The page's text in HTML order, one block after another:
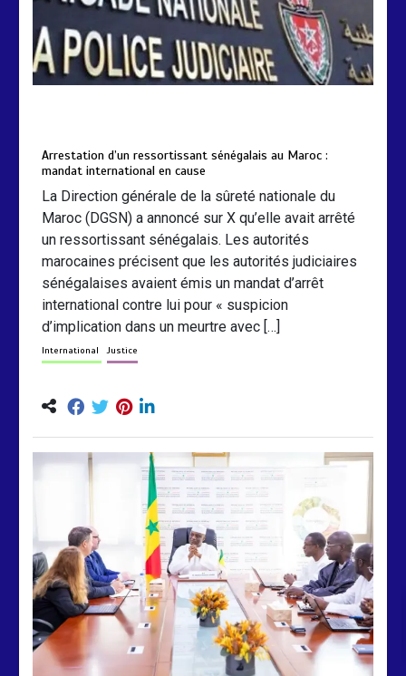
Arrestation d’un ressortissant sénégalais au Maroc :
mandat international en cause
La Direction générale de la sûreté nationale du
Maroc (DGSN) a annoncé sur X qu’elle avait arrêté
un ressortissant sénégalais. Les autorités
marocaines précisent que les autorités judiciaires
sénégalaises avaient émis un mandat d’arrêt
international contre lui pour « suspicion
d’implication dans un meurtre avec […]
International Justice